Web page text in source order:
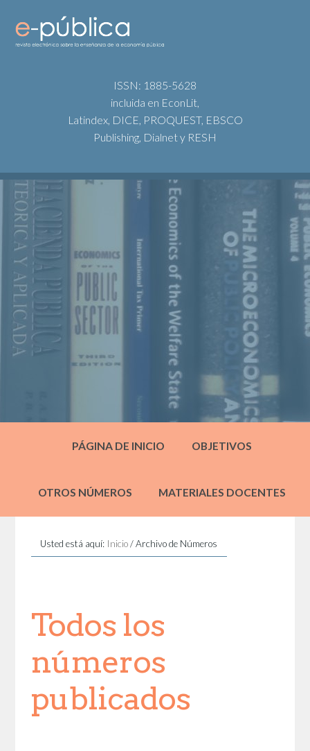
ISSN: 1885-5628
incluida en EconLit,
Latindex, DICE, PROQUEST, EBSCO
Publishing, Dialnet y RESH
PÁGINA DE INICIO OBJETIVOS
OTROS NÚMEROS MATERIALES DOCENTES
Usted está aquí: Inicio /Archivo de Números
Todos los
números
publicados